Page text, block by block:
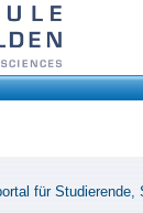
für